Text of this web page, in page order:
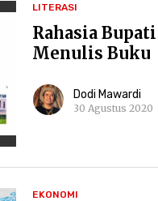
LITERASI
Rahasia
Menulis Buku
Dodi Mawardi
30 Agustus 2020
EKONOMI